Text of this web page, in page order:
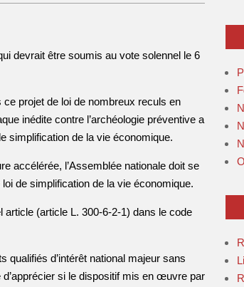
devrait être soumis au vote solennel le 6
projet de loi de nombreux reculs en
inédite contre l’archéologie préventive a
simplification de la vie économique.
accélérée, l’Assemblée nationale doit se
de simplification de la vie économique.
article (article L. 300-6-2-1) dans le code
qualifiés d’intérêt national majeur sans
d’apprécier si le dispositif mis en œuvre par